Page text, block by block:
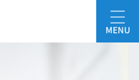
MENU